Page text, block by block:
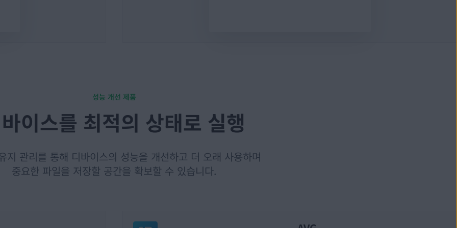
성능 개선 제품
이스를 최적의 상태로 실행
지 관리를 통해 디바이스의 성능을 개선하고 더 오래 사용하며
중요한 파일을 저장할 공간을 확보할 수 있습니다.